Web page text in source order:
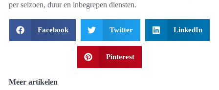
per seizoen, duur en inbegrepen diensten.
Facebook Twitter LinkedIn
Pinterest
Meer artikelen